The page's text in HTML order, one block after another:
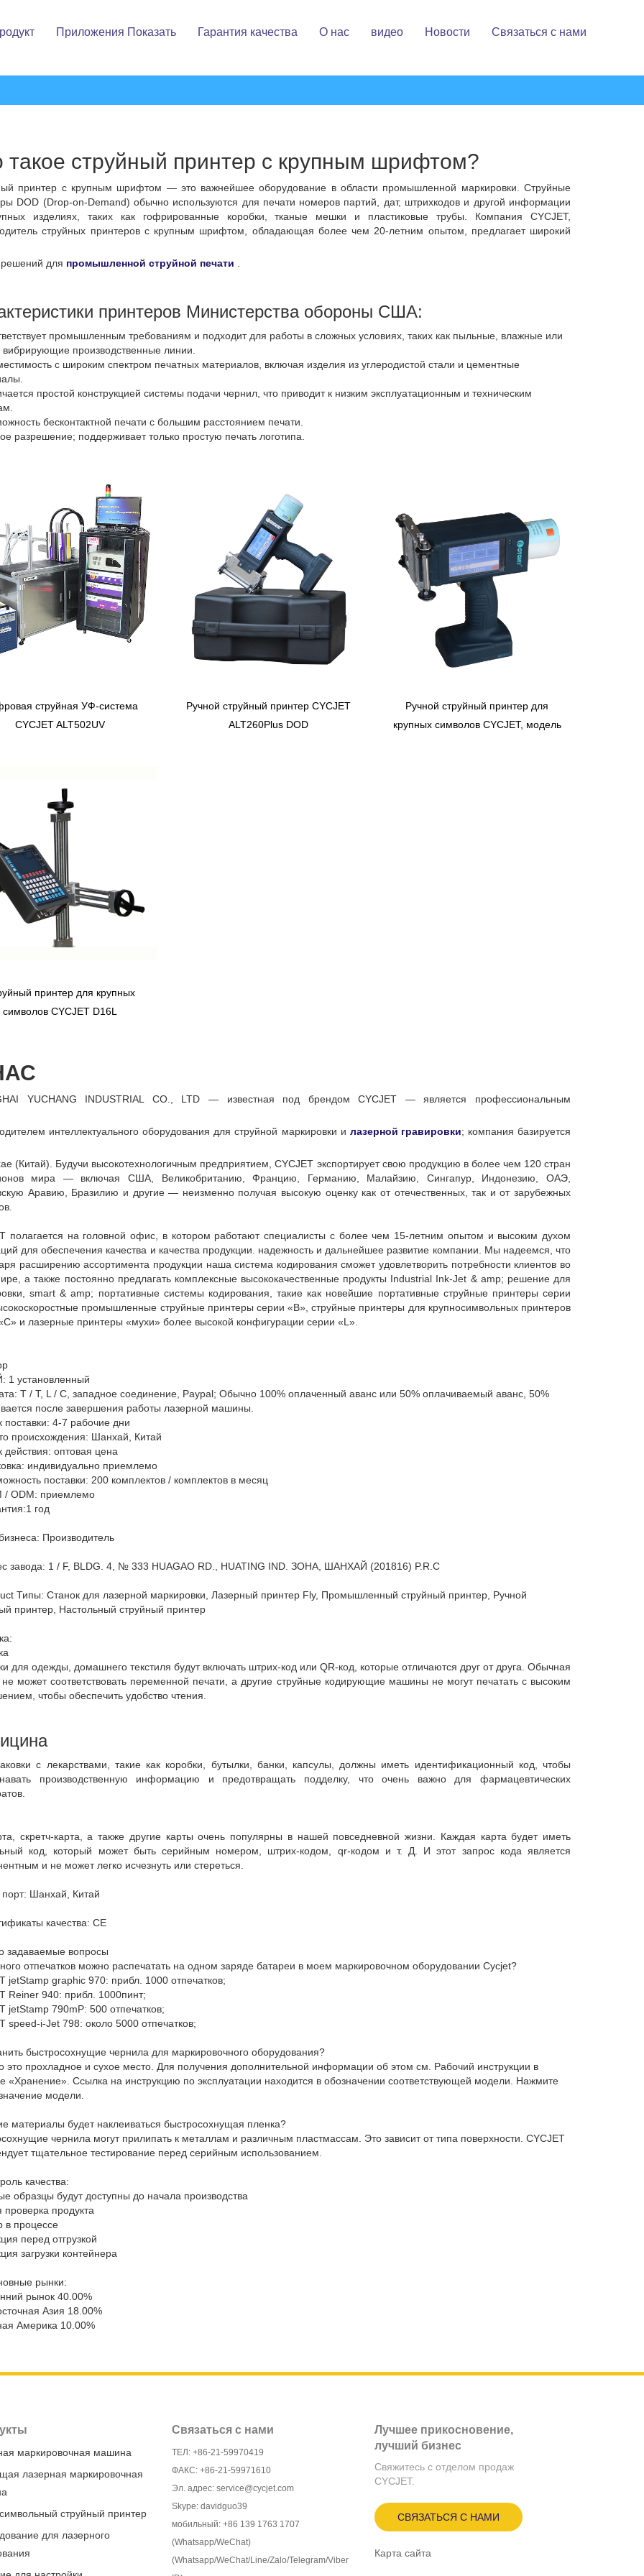
Ручной Струйный Принтер
Приложения Показать
Оборудование Для Лазерной Маркировки
Гарантия качества О нас видео Новости
Новости Отрасли
Связаться с нами
такое струйный принтер с крупным шрифтом?
принтер с крупным шрифтом — это важнейшее оборудование в области промышленной маркировки. Струйные
DOD (Drop-on-Demand) обычно используются для печати номеров партий, дат, штрихкодов и другой информации
изделиях, таких как гофрированные коробки, тканые мешки и пластиковые трубы. Компания CYCJET,
струйных принтеров с крупным шрифтом, обладающая более чем 20-летним опытом, предлагает широкий
решений для промышленной струйной печати
принтеров Министерства обороны США:
промышленным требованиям и подходит для работы в сложных условиях, таких как пыльные, влажные или
вибрирующие производственные линии.
с широким спектром печатных материалов, включая изделия из углеродистой стали и цементные
простой конструкцией системы подачи чернил, что приводит к низким эксплуатационным и техническим
бесконтактной печати с большим расстоянием печати.
разрешение; поддерживает только простую печать логотипа.
струйная УФ-система
CYCJET ALT502UV
Ручной струйный принтер CYCJET
ALT260Plus DOD
Ручной струйный принтер для
крупных символов CYCJET, модель
принтер для крупных
символов CYCJET D16L
YUCHANG INDUSTRIAL CO., LTD — известная под брендом CYCJET — является профессиональным
интеллектуального оборудования для струйной маркировки и лазерной гравировки; компания базируется
(Китай). Будучи высокотехнологичным предприятием, CYCJET экспортирует свою продукцию в более чем 120 стран
мира — включая США, Великобританию, Францию, Германию, Малайзию, Сингапур, Индонезию, ОАЭ,
Аравию, Бразилию и другие — неизменно получая высокую оценку как от отечественных, так и от зарубежных
полагается на головной офис, в котором работают специалисты с более чем 15-летним опытом и высоким духом
для обеспечения качества и качества продукции. надежность и дальнейшее развитие компании. Мы надеемся, что
расширению ассортимента продукции наша система кодирования сможет удовлетворить потребности клиентов во
а также постоянно предлагать комплексные высококачественные продукты Industrial Ink-Jet & amp; решение для
smart & amp; портативные системы кодирования, такие как новейшие портативные струйные принтеры серии
промышленные струйные принтеры серии «B», струйные принтеры для крупносимвольных принтеров
и лазерные принтеры «мухи» более высокой конфигурации серии «L».
1 установленный
T / T, L / C, западное соединение, Paypal; Обычно 100% оплаченный аванс или 50% оплачиваемый аванс, 50%
после завершения работы лазерной машины.
поставки: 4-7 рабочие дни
происхождения: Шанхай, Китай
действия: оптовая цена
индивидуально приемлемо
поставки: 200 комплектов / комплектов в месяц
/ ODM: приемлемо
1 год
Производитель
завода: 1 / F, BLDG. 4, № 333 HUAGAO RD., HUATING IND. ЗОНА, ШАНХАЙ (201816) P.R.C
Типы: Станок для лазерной маркировки, Лазерный принтер Fly, Промышленный струйный принтер, Ручной
принтер, Настольный струйный принтер
для одежды, домашнего текстиля будут включать штрих-код или QR-код, которые отличаются друг от друга. Обычная
не может соответствовать переменной печати, а другие струйные кодирующие машины не могут печатать с высоким
чтобы обеспечить удобство чтения.
с лекарствами, такие как коробки, бутылки, банки, капсулы, должны иметь идентификационный код, чтобы
производственную информацию и предотвращать подделку, что очень важно для фармацевтических
скретч-карта, а также другие карты очень популярны в нашей повседневной жизни. Каждая карта будет иметь
код, который может быть серийным номером, штрих-кодом, qr-кодом и т. Д. И этот запрос кода является
и не может легко исчезнуть или стереться.
: Шанхай, Китай
качества: CE
задаваемые вопросы
отпечатков можно распечатать на одном заряде батареи в моем маркировочном оборудовании Cycjet?
jetStamp graphic 970: прибл. 1000 отпечатков;
Reiner 940: прибл. 1000пинт;
jetStamp 790mP: 500 отпечатков;
speed-i-Jet 798: около 5000 отпечатков;
быстросохнущие чернила для маркировочного оборудования?
это прохладное и сухое место. Для получения дополнительной информации об этом см. Рабочий инструкции в
«Хранение». Ссылка на инструкцию по эксплуатации находится в обозначении соответствующей модели. Нажмите
модели.
материалы будет наклеиваться быстросохнущая пленка?
чернила могут прилипать к металлам и различным пластмассам. Это зависит от типа поверхности. CYCJET
тщательное тестирование перед серийным использованием.
качества:
образцы будут доступны до начала производства
проверка продукта
в процессе
перед отгрузкой
загрузки контейнера
рынки:
рынок 40.00%
Азия 18.00%
Америка 10.00%
маркировочная машина
лазерная маркировочная
струйный принтер
для лазерного
Связаться с нами
ТЕЛ: +86-21-59970419
ФАКС: +86-21-59971610
Эл. адрес: service@cycjet.com
Skype: davidguo39
мобильный: +86 139 1763 1707
(Whatsapp/WeChat)
(Whatsapp/WeChat/Line/Zalo/Telegram/Viber
Лучшее прикосновение,
лучший бизнес
Свяжитесь с отделом продаж
CYCJET.
СВЯЗАТЬСЯ С НАМИ
Карта сайта